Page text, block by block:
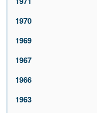
1970
1969
1967
1966
1963